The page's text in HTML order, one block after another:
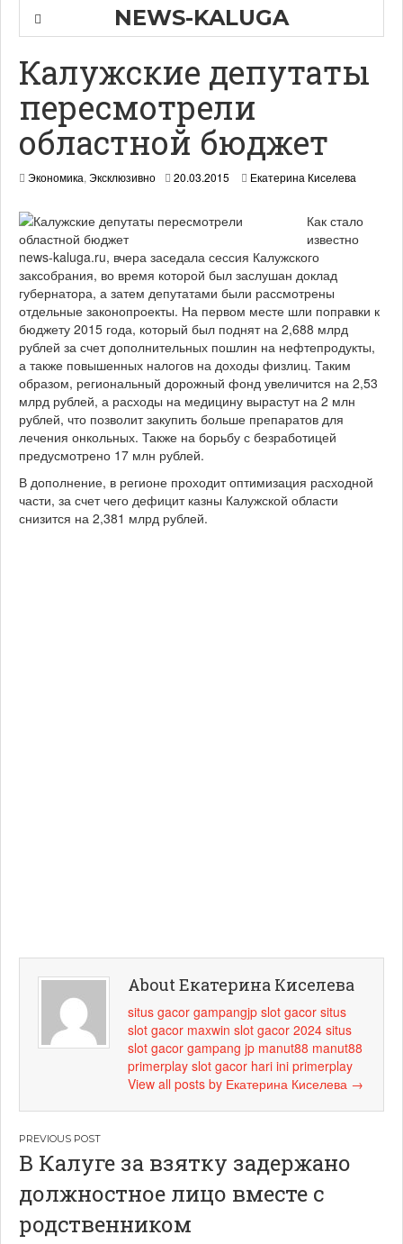
NEWS-KALUGA
Калужские депутаты
пересмотрели
областной бюджет
Экономика, Эксклюзивно 20.03.2015 Екатерина Киселева
Как стало
известно
news-kaluga.ru, вчера заседала сессия Калужского
заксобрания, во время которой был заслушан доклад
губернатора, а затем депутатами были рассмотрены
отдельные законопроекты. На первом месте шли поправки к
бюджету 2015 года, который был поднят на 2,688 млрд
рублей за счет дополнительных пошлин на нефтепродукты,
а также повышенных налогов на доходы физлиц. Таким
образом, региональный дорожный фонд увеличится на 2,53
млрд рублей, а расходы на медицину вырастут на 2 млн
рублей, что позволит закупить больше препаратов для
лечения онкольных. Также на борьбу с безработицей
предусмотрено 17 млн рублей.
В дополнение, в регионе проходит оптимизация расходной
части, за счет чего дефицит казны Калужской области
снизится на 2,381 млрд рублей.
About Екатерина Киселева
situs gacor gampangjp slot gacor situs
slot gacor maxwin slot gacor 2024 situs
slot gacor gampang jp manut88 manut88
primerplay slot gacor hari ini primerplay
View all posts by Екатерина Киселева →
Навигация
по
записям
В Калуге за взятку задержано
должностное лицо вместе с
родственником